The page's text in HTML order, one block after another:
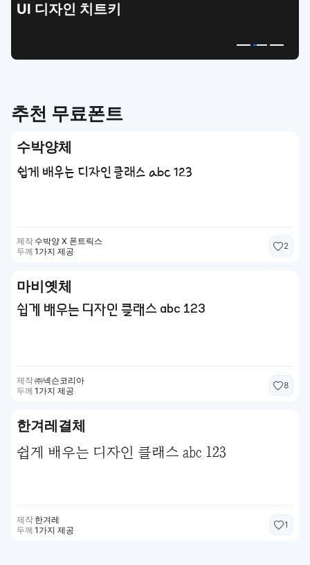
UI 디자인 치트키
추천 무료폰트
수박양체
쉽게 배우는 디자인 클래스 abc 123
제작 수박양 X 폰트릭스
두께 1가지 제공
2
마비옛체
쉽게 배우는 디자인 클래스 abc 123
제작㈜넥슨코리아
두께 1가지 제공
8
한겨레결체
쉽게 배우는 디자인 클래스 abc 123
제작 한겨레
두께 1가지 제공
1